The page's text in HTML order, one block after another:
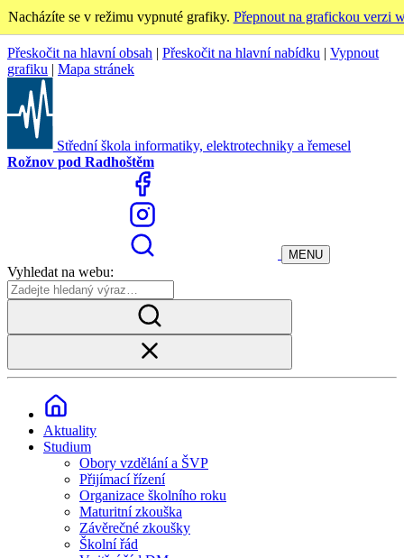
Nacházíte se v režimu vypnuté grafiky. Přepnout na grafickou verzi
Přeskočit na hlavní obsah | Přeskočit na hlavní nabídku | Vypnout
grafiku | Mapa stránek
Střední škola informatiky, elektrotechniky a řemesel
Rožnov pod Radhoštěm
MENU
Vyhledat na webu:
Aktuality
Studium
Obory vzdělání a ŠVP
Přijímací řízení
Organizace školního roku
Maturitní zkouška
Závěrečné zkoušky
Školní řád